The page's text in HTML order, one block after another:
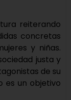
reiterando
concretas
y niñas.
justa y
de su
es un objetivo